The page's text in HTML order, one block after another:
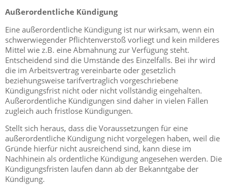
Außerordentliche Kündigung
Eine außerordentliche Kündigung ist nur wirksam, wenn ein
schwerwiegender Pflichtenverstoß vorliegt und kein milderes
Mittel wie z.B. eine Abmahnung zur Verfügung steht.
Entscheidend sind die Umstände des Einzelfalls. Bei ihr wird
die im Arbeitsvertrag vereinbarte oder gesetzlich
beziehungsweise tarifvertraglich vorgeschriebene
Kündigungsfrist nicht oder nicht vollständig eingehalten.
Außerordentliche Kündigungen sind daher in vielen Fällen
zugleich auch fristlose Kündigungen.
Stellt sich heraus, dass die Voraussetzungen für eine
außerordentliche Kündigung nicht vorgelegen haben, weil die
Gründe hierfür nicht ausreichend sind, kann diese im
Nachhinein als ordentliche Kündigung angesehen werden. Die
Kündigungsfristen laufen dann ab der Bekanntgabe der
Kündigung.